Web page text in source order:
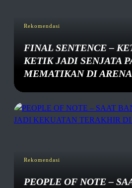
Rekomendasi
FINAL SENTENCE –
KETIK JADI SENJATA
MEMATIKAN DI ARENA
Rekomendasi
PEOPLE OF NOTE –